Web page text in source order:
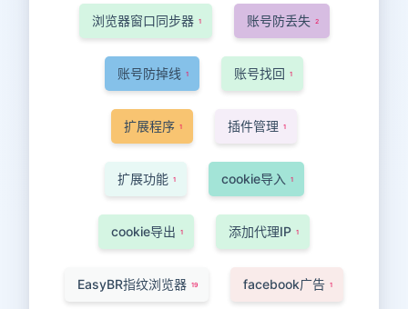
浏览器窗口同步器 1 账号防丢失 2
账号防掉线 1 账号找回 1
扩展程序 1 插件管理 1
扩展功能 1 cookie导入 1
cookie导出 1 添加代理IP 1
EasyBR指纹浏览器 19 facebook广告 1